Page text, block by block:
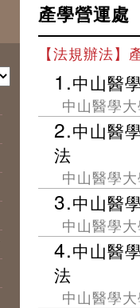
產學營運處
【法規辦法】
1.中山醫
中山醫學
2.中山醫
法
中山醫學
3.中山醫
中山醫學
4.中山醫
法
中山醫學